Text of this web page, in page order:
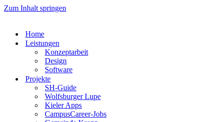
Zum Inhalt springen
Home
Leistungen
Konzeptarbeit
Design
Software
Projekte
SH-Guide
Wolfsburger Lupe
Kieler Apps
CampusCareer-Jobs